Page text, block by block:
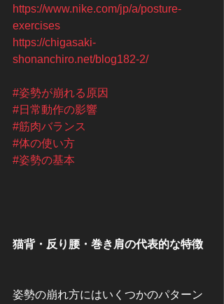
https://www.nike.com/jp/a/posture-
exercises
https://chigasaki-
shonanchiro.net/blog182-2/
#姿勢が崩れる原因
#日常動作の影響
#筋肉バランス
#体の使い方
#姿勢の基本
猫背・反り腰・巻き肩の代表的な特徴
姿勢の崩れ方にはいくつかのパターン